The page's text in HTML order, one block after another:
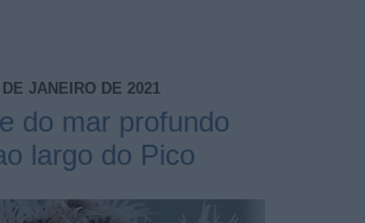
JANEIRO DE 2021
do mar profundo
largo do Pico